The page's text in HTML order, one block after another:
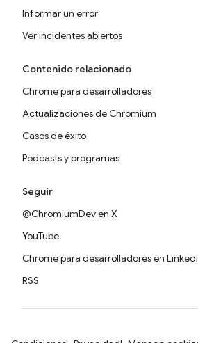
Informar un error
Ver incidentes abiertos
Contenido relacionado
Chrome para desarrolladores
Actualizaciones de Chromium
Casos de éxito
Podcasts y programas
Seguir
@ChromiumDev en X
YouTube
Chrome para desarrolladores en
RSS